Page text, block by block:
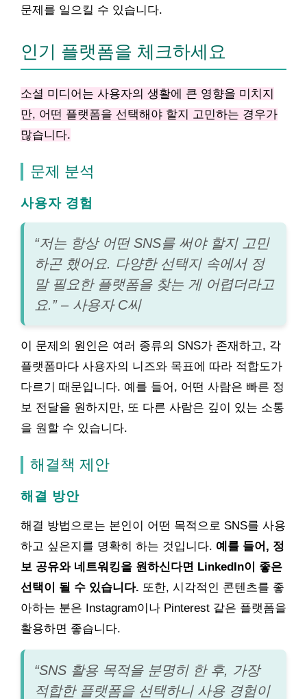
문제를 일으킬 수 있습니다.
인기 플랫폼을 체크하세요
소셜 미디어는 사용자의 생활에 큰 영향을 미치지
만, 어떤 플랫폼을 선택해야 할지 고민하는 경우가
많습니다.
문제 분석
사용자 경험
“저는 항상 어떤 SNS를 써야 할지 고민
하곤 했어요. 다양한 선택지 속에서 정
말 필요한 플랫폼을 찾는 게 어렵더라고
요.” – 사용자 C씨
이 문제의 원인은 여러 종류의 SNS가 존재하고, 각
플랫폼마다 사용자의 니즈와 목표에 따라 적합도가
다르기 때문입니다. 예를 들어, 어떤 사람은 빠른 정
보 전달을 원하지만, 또 다른 사람은 깊이 있는 소통
을 원할 수 있습니다.
해결책 제안
해결 방안
해결 방법으로는 본인이 어떤 목적으로 SNS를 사용
하고 싶은지를 명확히 하는 것입니다. 예를 들어, 정
보 공유와 네트워킹을 원하신다면 LinkedIn이 좋은
선택이 될 수 있습니다. 또한, 시각적인 콘텐츠를 좋
아하는 분은 Instagram이나 Pinterest 같은 플랫폼을
활용하면 좋습니다.
“SNS 활용 목적을 분명히 한 후, 가장
적합한 플랫폼을 선택하니 사용 경험이